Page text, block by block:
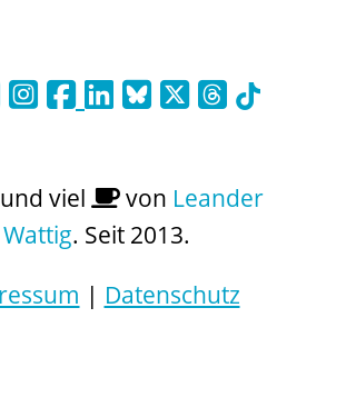
viel von Leander
Wattig. Seit 2013.
| Datenschutz